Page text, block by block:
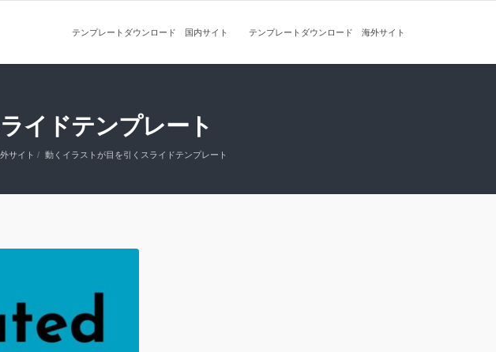
テンプレートダウンロード 国内サイト テンプレートダウンロード 海外サイト
イドテンプレート
サイト 動くイラストが目を引くスライドテンプレート